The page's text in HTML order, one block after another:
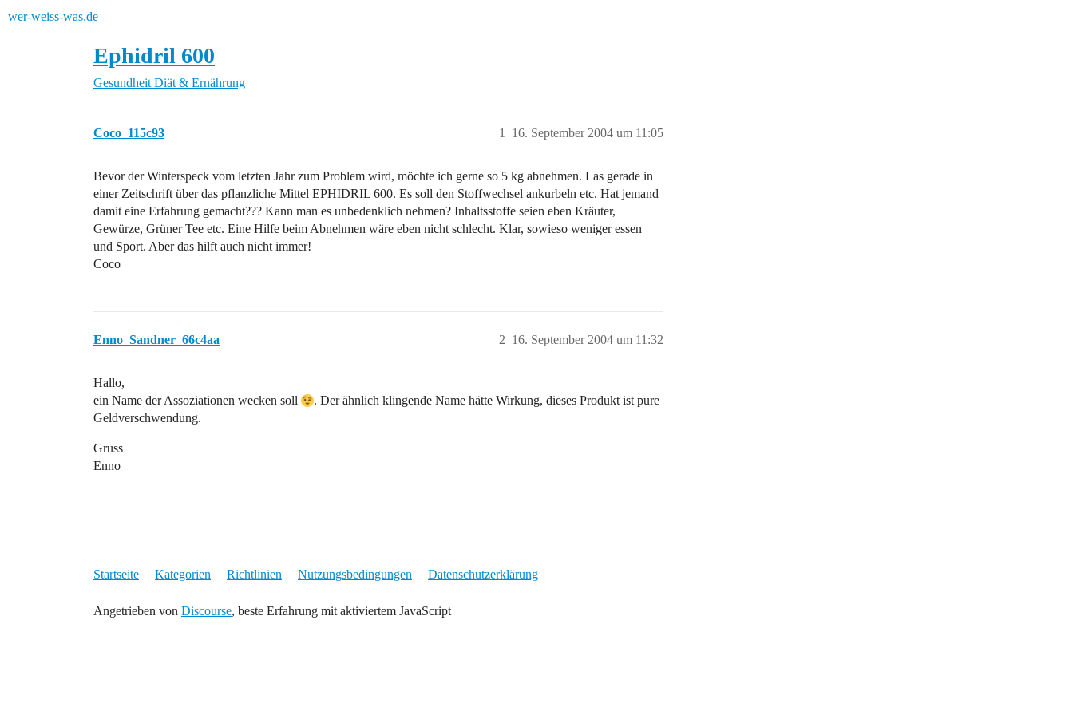
wer-weiss-was.de
Ephidril 600
Gesundheit Diät & Ernährung
Coco_115c93 16. September 2004 um 11:05
1
Bevor der Winterspeck vom letzten Jahr zum Problem wird, möchte ich gerne so 5 kg abnehmen. Las gerade in
einer Zeitschrift über das pflanzliche Mittel EPHIDRIL 600. Es soll den Stoffwechsel ankurbeln etc. Hat jemand
damit eine Erfahrung gemacht??? Kann man es unbedenklich nehmen? Inhaltsstoffe seien eben Kräuter,
Gewürze, Grüner Tee etc. Eine Hilfe beim Abnehmen wäre eben nicht schlecht. Klar, sowieso weniger essen
und Sport. Aber das hilft auch nicht immer!
Coco
Enno_Sandner_66c4aa 16. September 2004 um 11:32
2
Hallo,
ein Name der Assoziationen wecken soll
. Der ähnlich klingende Name hätte Wirkung, dieses Produkt ist pure
Geldverschwendung.
Gruss
Enno
Startseite Kategorien Richtlinien Nutzungsbedingungen Datenschutzerklärung
Angetrieben von Discourse, beste Erfahrung mit aktiviertem JavaScript